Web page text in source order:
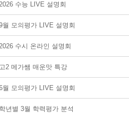
수능 LIVE 설명회
월 모의평가 LIVE 설명회
수시 온라인 설명회
고2 메가쌤 매운맛 특강
월 모의평가 LIVE 설명회
학년별 3월 학력평가 분석